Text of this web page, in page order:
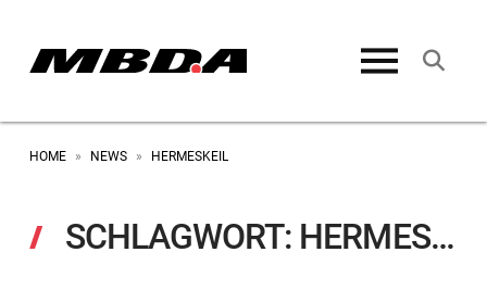
HOME » NEWS » HERMESKEIL
SCHLAGWORT: HERMESKEIL